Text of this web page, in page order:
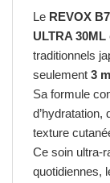
Le REVOX
ULTRA 30ML
traditionnels
seulement 3
Sa formule
d’hydratation,
texture
Ce soin ultra-
quotidiennes,